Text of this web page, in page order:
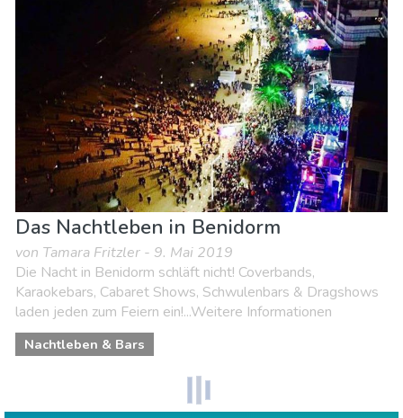
Nachtleben & Bars
Natur & Freizeit
Sport & Abenteuer Strände
Das Nachtleben in Benidorm
von Tamara Fritzler - 9. Mai 2019
Die Nacht in Benidorm schläft nicht! Coverbands,
Karaokebars, Cabaret Shows, Schwulenbars & Dragshows
laden jeden zum Feiern ein!...Weitere Informationen
Nachtleben & Bars